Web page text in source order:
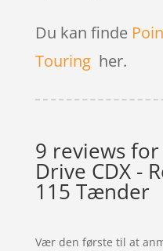
Du kan finde
Touringher.
9 reviews for
Drive CDX -
115 Tænder
Vær den første til at